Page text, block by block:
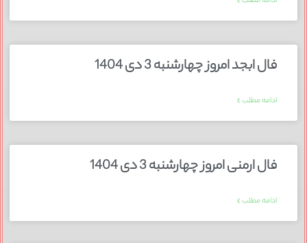
فال ابجد امروز چهارشنبه 3 دی 1404
ادامه مطلب »
فال ارمنی امروز چهارشنبه 3 دی 1404
ادامه مطلب »